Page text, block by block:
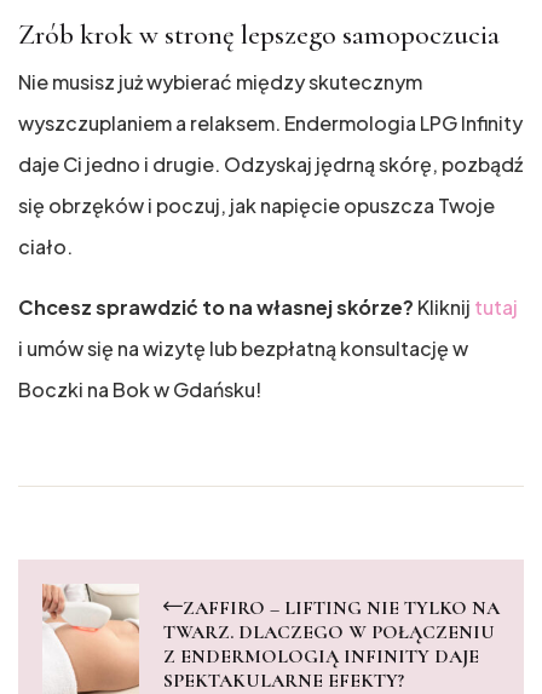
Zrób krok w stronę lepszego samopoczucia
Nie musisz już wybierać między skutecznym
wyszczuplaniem a relaksem. Endermologia LPG Infinity
daje Ci jedno i drugie. Odzyskaj jędrną skórę, pozbądź
się obrzęków i poczuj, jak napięcie opuszcza Twoje
ciało.
Chcesz sprawdzić to na własnej skórze? Kliknij tutaj
i umów się na wizytę lub bezpłatną konsultację w
Boczki na Bok w Gdańsku!
ZAFFIRO – LIFTING NIE TYLKO NA
TWARZ. DLACZEGO W POŁĄCZENIU
Z ENDERMOLOGIĄ INFINITY DAJE
SPEKTAKULARNE EFEKTY?